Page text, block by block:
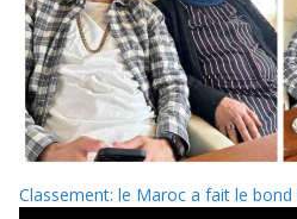
Classement: le Maroc a fait le bond